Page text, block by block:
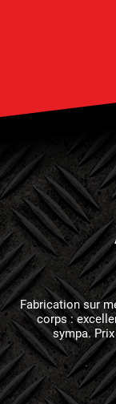
Fabrication sur
corps :
sympa.